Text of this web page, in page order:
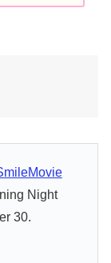
Night
30.